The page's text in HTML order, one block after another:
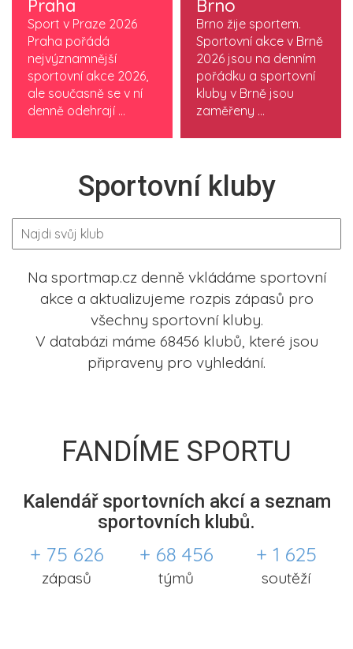
Praha
Sport v Praze 2026
Praha pořádá
nejvýznamnější
sportovní akce 2026,
ale současně se v ní
denně odehrají ...
Brno
Brno žije sportem.
Sportovní akce v Brně
2026 jsou na denním
pořádku a sportovní
kluby v Brně jsou
zaměřeny ...
Sportovní kluby
Na sportmap.cz denně vkládáme sportovní
akce a aktualizujeme rozpis zápasů pro
všechny sportovní kluby.
V databázi máme 68456 klubů, které jsou
připraveny pro vyhledání.
FANDÍME SPORTU
Kalendář sportovních akcí a seznam
sportovních klubů.
+ 75 626
zápasů
+ 68 456
týmů
+ 1 625
soutěží